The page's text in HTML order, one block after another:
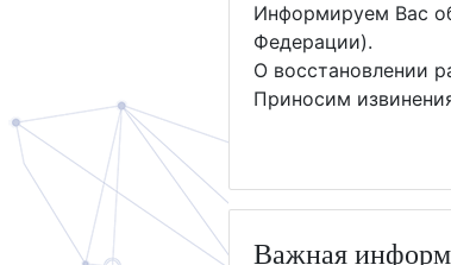
Информируем Вас
Федерации).
О восстановлении
Приносим
Важная